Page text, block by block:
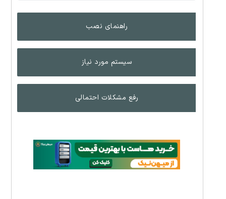
راهنمای نصب
سیستم مورد نیاز
رفع مشکلات احتمالی